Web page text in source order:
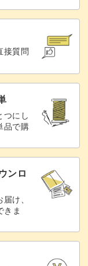
接質問
つにし
品で購
ンロ
け、
きま